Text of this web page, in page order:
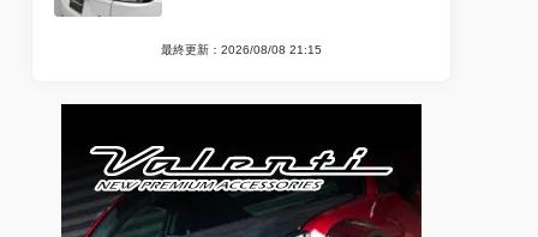
最終更新：2026/08/08 21:15